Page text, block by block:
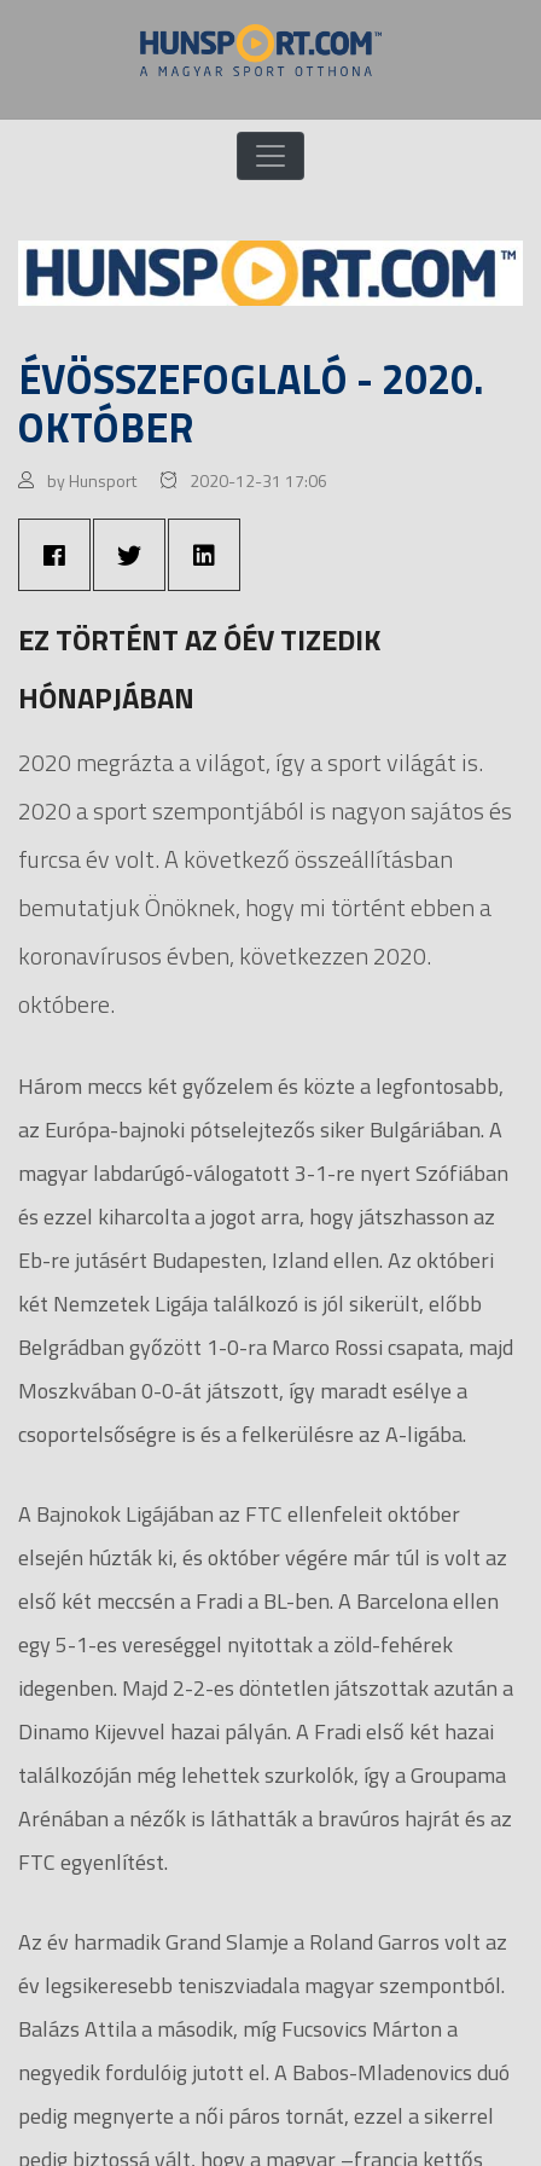
ÉVÖSSZEFOGLALÓ - 2020.
OKTÓBER
by Hunsport 2020-12-31 17:06
EZ TÖRTÉNT AZ ÓÉV TIZEDIK
HÓNAPJÁBAN
2020 megrázta a világot, így a sport világát is.
2020 a sport szempontjából is nagyon sajátos és
furcsa év volt. A következő összeállításban
bemutatjuk Önöknek, hogy mi történt ebben a
koronavírusos évben, következzen 2020.
októbere.
Három meccs két győzelem és közte a legfontosabb,
az Európa-bajnoki pótselejtezős siker Bulgáriában. A
magyar labdarúgó-válogatott 3-1-re nyert Szófiában
és ezzel kiharcolta a jogot arra, hogy játszhasson az
Eb-re jutásért Budapesten, Izland ellen. Az októberi
két Nemzetek Ligája találkozó is jól sikerült, előbb
Belgrádban győzött 1-0-ra Marco Rossi csapata, majd
Moszkvában 0-0-át játszott, így maradt esélye a
csoportelsőségre is és a felkerülésre az A-ligába.
A Bajnokok Ligájában az FTC ellenfeleit október
elsején húzták ki, és október végére már túl is volt az
első két meccsén a Fradi a BL-ben. A Barcelona ellen
egy 5-1-es vereséggel nyitottak a zöld-fehérek
idegenben. Majd 2-2-es döntetlen játszottak azután a
Dinamo Kijevvel hazai pályán. A Fradi első két hazai
találkozóján még lehettek szurkolók, így a Groupama
Arénában a nézők is láthatták a bravúros hajrát és az
FTC egyenlítést.
Az év harmadik Grand Slamje a Roland Garros volt az
év legsikeresebb teniszviadala magyar szempontból.
Balázs Attila a második, míg Fucsovics Márton a
negyedik fordulóig jutott el. A Babos-Mladenovics duó
pedig megnyerte a női páros tornát, ezzel a sikerrel
pedig biztossá vált, hogy a magyar –francia kettős